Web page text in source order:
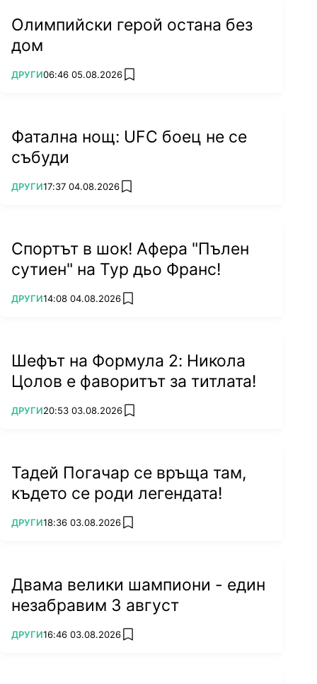
Олимпийски герой остана без
дом
ПОВЕЧЕ ОТ
ДРУГИ06:46 05.08.2026 add favorites
Фатална нощ: UFC боец не се
събуди
ПОВЕЧЕ ОТ
ДРУГИ17:37 04.08.2026 add favorites
Спортът в шок! Афера "Пълен
сутиен" на Тур дьо Франс!
ПОВЕЧЕ ОТ
ДРУГИ14:08 04.08.2026 add favorites
Шефът на Формула 2: Никола
Цолов е фаворитът за титлата!
ПОВЕЧЕ ОТ
ДРУГИ20:53 03.08.2026 add favorites
Тадей Погачар се връща там,
където се роди легендата!
ПОВЕЧЕ ОТ
ДРУГИ18:36 03.08.2026 add favorites
Двама велики шампиони - един
незабравим 3 август
ПОВЕЧЕ ОТ
ДРУГИ16:46 03.08.2026 add favorites